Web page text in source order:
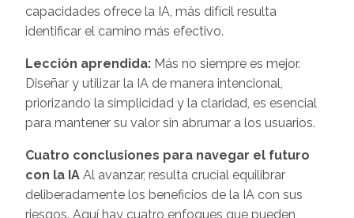
capacidades ofrece la IA, más difícil resulta
identificar el camino más efectivo.
Lección aprendida: Más no siempre es mejor.
Diseñar y utilizar la IA de manera intencional,
priorizando la simplicidad y la claridad, es esencial
para mantener su valor sin abrumar a los usuarios.
Cuatro conclusiones para navegar el futuro
con la IA Al avanzar, resulta crucial equilibrar
deliberadamente los beneficios de la IA con sus
riesgos. Aquí hay cuatro enfoques que pueden